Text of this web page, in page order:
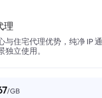
理
与住宅代理优势，纯净 IP 通
独立使用。
/GB